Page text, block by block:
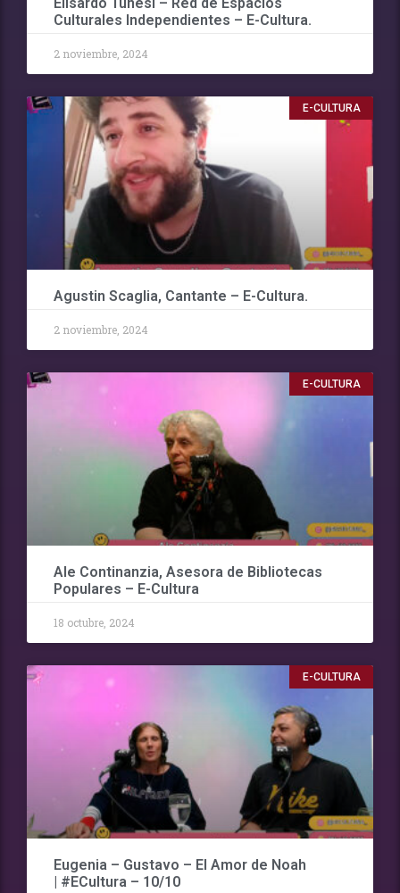
Culturales Independientes – E-Cultura.
2 noviembre, 2024
E-CULTURA
Agustin Scaglia, Cantante – E-Cultura.
2 noviembre, 2024
E-CULTURA
Ale Continanzia, Asesora de Bibliotecas
Populares – E-Cultura
18 octubre, 2024
E-CULTURA
Eugenia – Gustavo – El Amor de Noah
| #ECultura – 10/10